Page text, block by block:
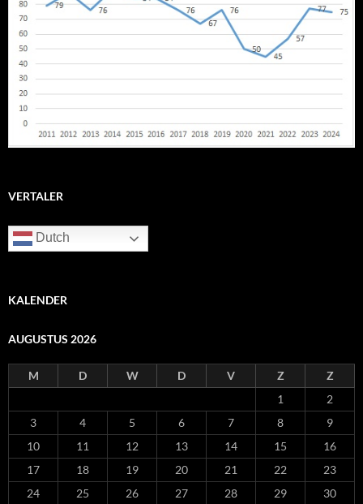
VERTALER
Dutch
KALENDER
AUGUSTUS 2026
M D W D V Z
Z
1
2
3
4 5 6 7 8
9
10
11 12 13 14 15
16
17
18 19 20 21 22
23
24
25 26 27 28 29
30